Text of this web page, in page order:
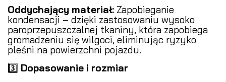
Oddychający materiał: Zapobieganie
kondensacji – dzięki zastosowaniu wysoko
paroprzepuszczalnej tkaniny, która zapobiega
gromadzeniu się wilgoci, eliminując ryzyko
pleśni na powierzchni pojazdu.
3️⃣ Dopasowanie i rozmiar